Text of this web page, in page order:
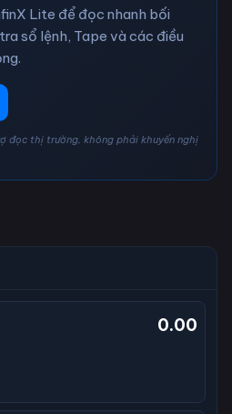
Lite để đọc nhanh bối
sổ lệnh, Tape và các điều
đọc thị trường, không phải khuyến nghị
0.00